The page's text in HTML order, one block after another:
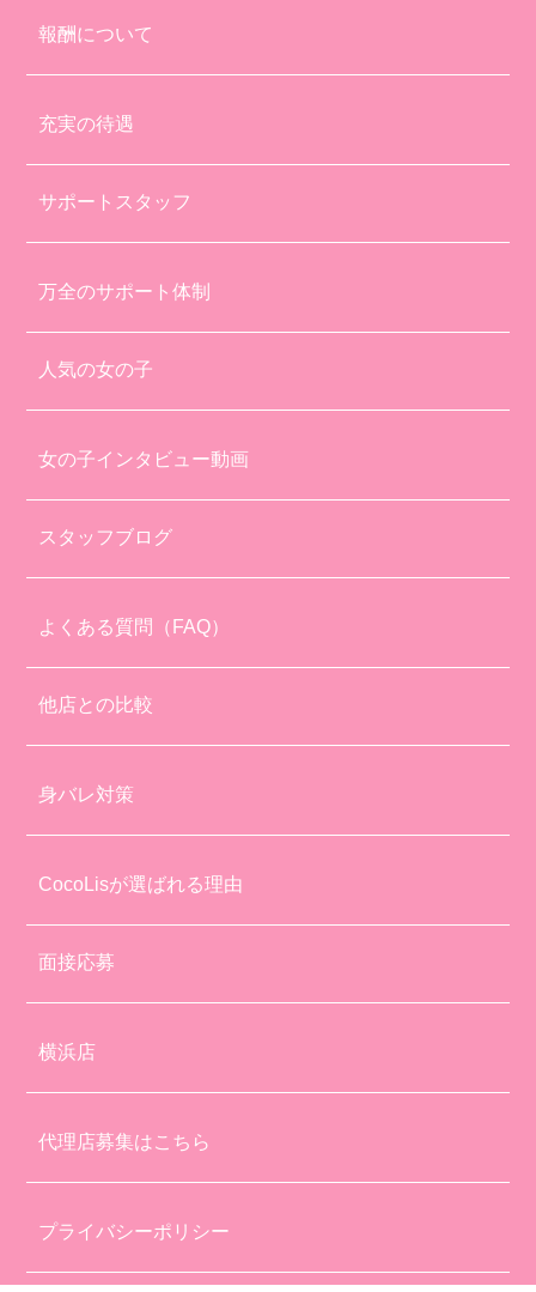
報酬について
充実の待遇
サポートスタッフ
万全のサポート体制
人気の女の子
女の子インタビュー動画
スタッフブログ
よくある質問（FAQ）
他店との比較
身バレ対策
CocoLisが選ばれる理由
面接応募
横浜店
代理店募集はこちら
プライバシーポリシー